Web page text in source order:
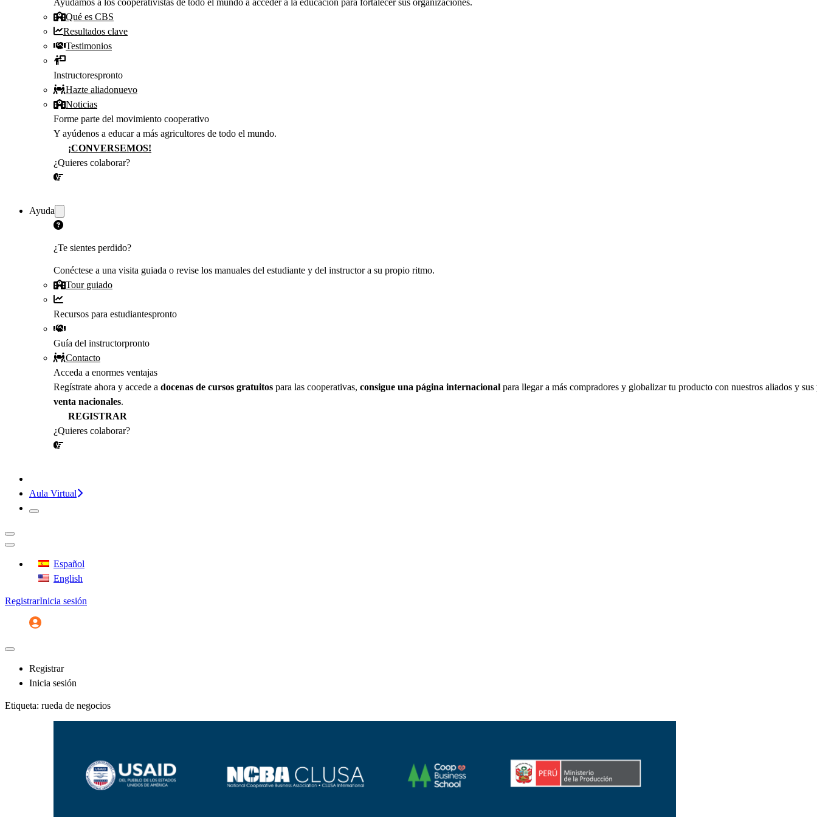
Qué es CBS
Resultados clave
Testimonios
Instructorespronto
Hazte aliadonuevo
Noticias
Forme parte del movimiento cooperativo
Y ayúdenos a educar a más agricultores de todo el mundo.
¡CONVERSEMOS!
¿Quieres colaborar?
Ayuda
¿Te sientes perdido?
Conéctese a una visita guiada o revise los manuales del estudiante y del instructor a su propio ritmo.
Tour guiado
Recursos para estudiantespronto
Guía del instructorpronto
Contacto
Acceda a enormes ventajas
Regístrate ahora y accede a docenas de cursos gratuitos para las cooperativas, consigue una página internacional para llegar a más compradores y globalizar tu producto con nuestros aliados y sus
venta nacionales.
REGISTRAR
¿Quieres colaborar?
Aula Virtual
Español
English
RegistrarInicia sesión
Registrar
Inicia sesión
Etiqueta: rueda de negocios